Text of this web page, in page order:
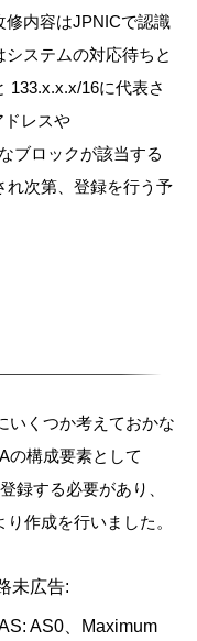
修内容はJPNICで認識
ステムの対応待ちと
133.x.x.x/16に代表さ
ドレスや
ブロックが該当する
れ次第、登録を行う予
いくつか考えておかな
の構成要素として
録する必要があり、
作成を行いました。
未広告:
AS0、Maximum